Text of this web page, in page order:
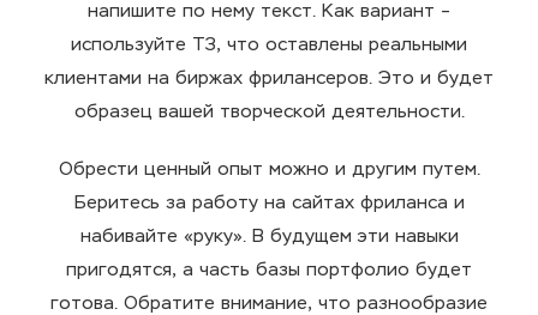
напишите по нему текст. Как вариант –
используйте ТЗ, что оставлены реальными
клиентами на биржах фрилансеров. Это и будет
образец вашей творческой деятельности.
Обрести ценный опыт можно и другим путем.
Беритесь за работу на сайтах фриланса и
набивайте «руку». В будущем эти навыки
пригодятся, а часть базы портфолио будет
готова. Обратите внимание, что разнообразие